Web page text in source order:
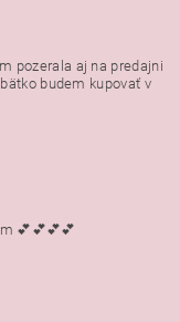
pozerala aj na predajni
budem kupovať v
💕💕💕💕